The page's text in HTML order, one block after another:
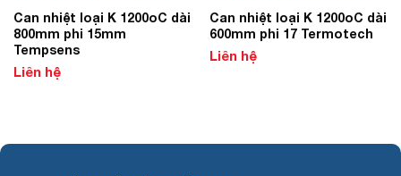
Can nhiệt loại K 1200oC dài
800mm phi 15mm
Tempsens
Liên hệ
Can nhiệt loại K 1200oC dài
600mm phi 17 Termotech
Liên hệ